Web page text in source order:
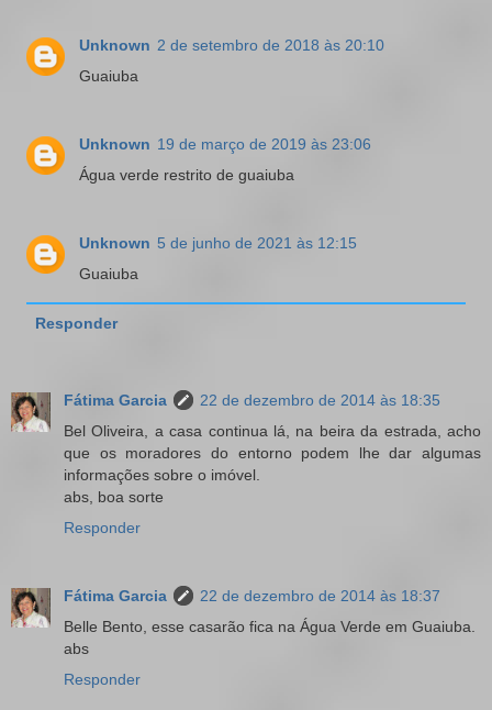
Unknown 2 de setembro de 2018 às 20:10
Guaiuba
Unknown 19 de março de 2019 às 23:06
Água verde restrito de guaiuba
Unknown 5 de junho de 2021 às 12:15
Guaiuba
Responder
Fátima Garcia
22 de dezembro de 2014 às 18:35
Bel Oliveira, a casa continua lá, na beira da estrada, acho
que os moradores do entorno podem lhe dar algumas
informações sobre o imóvel.
abs, boa sorte
Responder
Fátima Garcia
22 de dezembro de 2014 às 18:37
Belle Bento, esse casarão fica na Água Verde em Guaiuba.
abs
Responder